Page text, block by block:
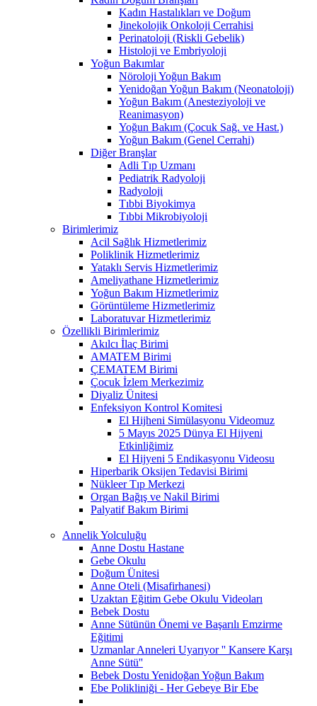
Kadın Hastalıkları ve Doğum
Jinekolojik Onkoloji Cerrahisi
Perinatoloji (Riskli Gebelik)
Histoloji ve Embriyoloji
Yoğun Bakımlar
Nöroloji Yoğun Bakım
Yenidoğan Yoğun Bakım (Neonatoloji)
Yoğun Bakım (Anesteziyoloji ve
Reanimasyon)
Yoğun Bakım (Çocuk Sağ. ve Hast.)
Yoğun Bakım (Genel Cerrahi)
Diğer Branşlar
Adli Tıp Uzmanı
Pediatrik Radyoloji
Radyoloji
Tıbbi Biyokimya
Tıbbi Mikrobiyoloji
Birimlerimiz
Acil Sağlık Hizmetlerimiz
Poliklinik Hizmetlerimiz
Yataklı Servis Hizmetlerimiz
Ameliyathane Hizmetlerimiz
Yoğun Bakım Hizmetlerimiz
Görüntüleme Hizmetlerimiz
Laboratuvar Hizmetlerimiz
Özellikli Birimlerimiz
Akılcı İlaç Birimi
AMATEM Birimi
ÇEMATEM Birimi
Çocuk İzlem Merkezimiz
Diyaliz Ünitesi
Enfeksiyon Kontrol Komitesi
El Hijheni Simülasyonu Videomuz
5 Mayıs 2025 Dünya El Hijyeni
Etkinliğimiz
El Hijyeni 5 Endikasyonu Videosu
Hiperbarik Oksijen Tedavisi Birimi
Nükleer Tıp Merkezi
Organ Bağış ve Nakil Birimi
Palyatif Bakım Birimi
Annelik Yolculuğu
Anne Dostu Hastane
Gebe Okulu
Doğum Ünitesi
Anne Oteli (Misafirhanesi)
Uzaktan Eğitim Gebe Okulu Videoları
Bebek Dostu
Anne Sütünün Önemi ve Başarılı Emzirme
Eğitimi
Uzmanlar Anneleri Uyarıyor '' Kansere Karşı
Anne Sütü''
Bebek Dostu Yenidoğan Yoğun Bakım
Ebe Polikliniği - Her Gebeye Bir Ebe